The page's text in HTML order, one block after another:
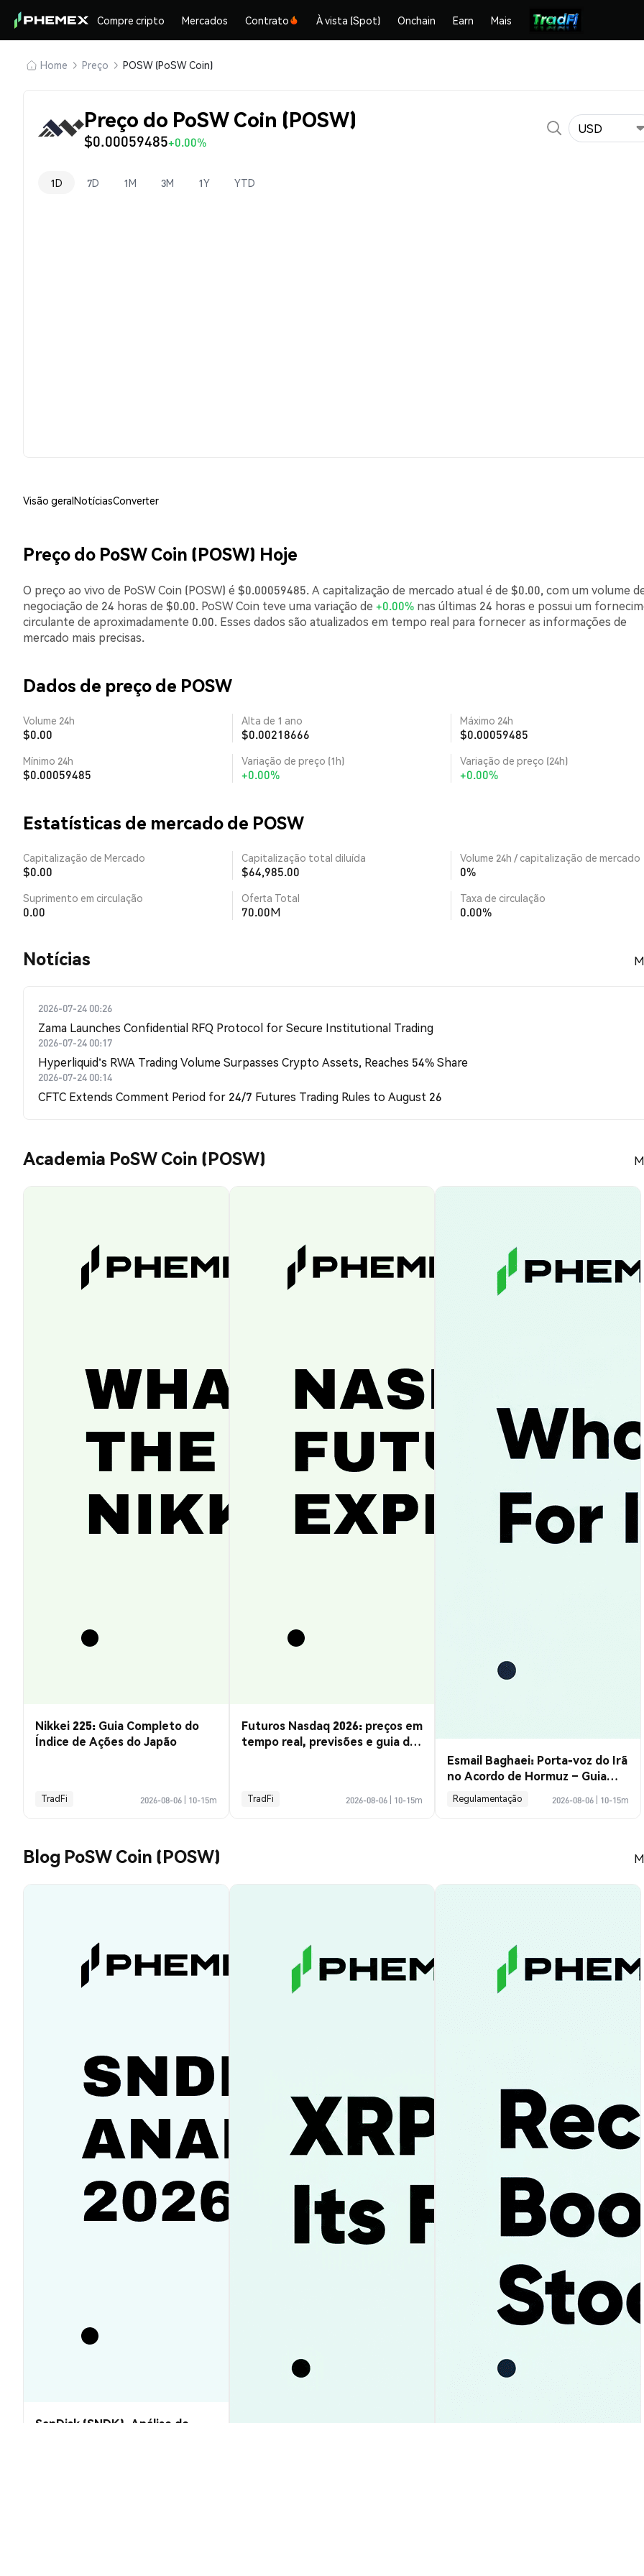
Compre cripto Mercados Contrato À vista (Spot) Onchain Earn Mais
Home Preço POSW (PoSW Coin)
Preço do PoSW Coin (POSW)
$0.00059485+0.00%
USD
1D 7D 1M 3M 1Y YTD
Visão geralNotíciasConverter
Preço do PoSW Coin (POSW) Hoje
O preço ao vivo de PoSW Coin (POSW) é $0.00059485. A capitalização de mercado atual é de $0.00, com um volume
negociação de 24 horas de $0.00. PoSW Coin teve uma variação de +0.00% nas últimas 24 horas e possui um
circulante de aproximadamente 0.00. Esses dados são atualizados em tempo real para fornecer as informações de
mercado mais precisas.
Dados de preço de POSW
Volume 24h
$0.00
Alta de 1 ano
$0.00218666
Máximo 24h
$0.00059485
Mínimo 24h
$0.00059485
Variação de preço (1h)
+0.00%
Variação de preço (24h)
+0.00%
Estatísticas de mercado de POSW
Capitalização de Mercado
$0.00
Capitalização total diluída
$64,985.00
Volume 24h / capitalização de mercado
0%
Suprimento em circulação
0.00
Oferta Total
70.00M
Taxa de circulação
0.00%
​​Notícias​​
2026-07-24 00:26
Zama Launches Confidential RFQ Protocol for Secure Institutional Trading
2026-07-24 00:17
Hyperliquid's RWA Trading Volume Surpasses Crypto Assets, Reaches 54% Share
2026-07-24 00:14
CFTC Extends Comment Period for 24/7 Futures Trading Rules to August 26
Academia PoSW Coin (POSW)
Nikkei 225: Guia Completo do
Índice de Ações do Japão
TradFi 2026-08-06 10-15m
Futuros Nasdaq 2026: preços em
tempo real, previsões e guia de
TradFi 2026-08-06 10-15m
Esmail Baghaei: Porta-voz do Irã
no Acordo de Hormuz – Guia
Completo
Regulamentação 2026-08-06 10-15m
Blog PoSW Coin (POSW)
SanDisk (SNDK): Análise de